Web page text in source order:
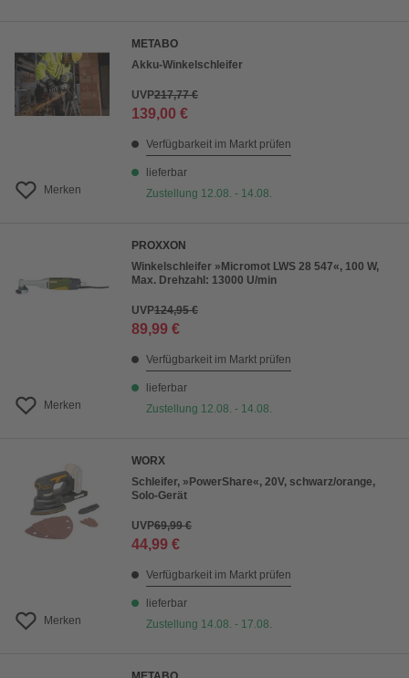
Merken
METABO
Akku-Winkelschleifer
UVP217,77 €
139,00 €
Verfügbarkeit im Markt prüfen
lieferbar
Zustellung 12.08. - 14.08.
Merken
PROXXON
Winkelschleifer »Micromot LWS 28 547«, 100 W,
Max. Drehzahl: 13000 U/min
UVP124,95 €
89,99 €
Verfügbarkeit im Markt prüfen
lieferbar
Zustellung 12.08. - 14.08.
Merken
WORX
Schleifer, »PowerShare«, 20V, schwarz/orange,
Solo-Gerät
UVP69,99 €
44,99 €
Verfügbarkeit im Markt prüfen
lieferbar
Zustellung 14.08. - 17.08.